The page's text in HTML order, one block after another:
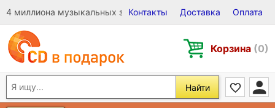
4 миллиона музыкальных записей на Виниле, CD и DVD
Контакты Доставка Оплата
Корзина (0)
Найти